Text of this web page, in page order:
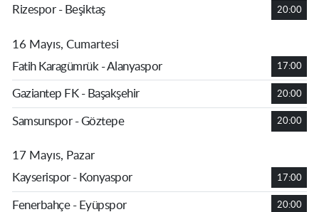
Rizespor - Beşiktaş
20:00
16 Mayıs, Cumartesi
Fatih Karagümrük - Alanyaspor
17:00
Gaziantep FK - Başakşehir 20:00
Samsunspor - Göztepe 20:00
17 Mayıs, Pazar
Kayserispor - Konyaspor
17:00
Fenerbahçe - Eyüpspor 20:00